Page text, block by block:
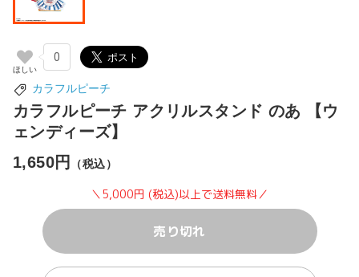
0
カラフルピーチ
カラフルピーチ アクリルスタンド のあ 【ウ
ェンディーズ】
1,650円
（税込）
＼5,000円 (税込)以上で送料無料／
売り切れ